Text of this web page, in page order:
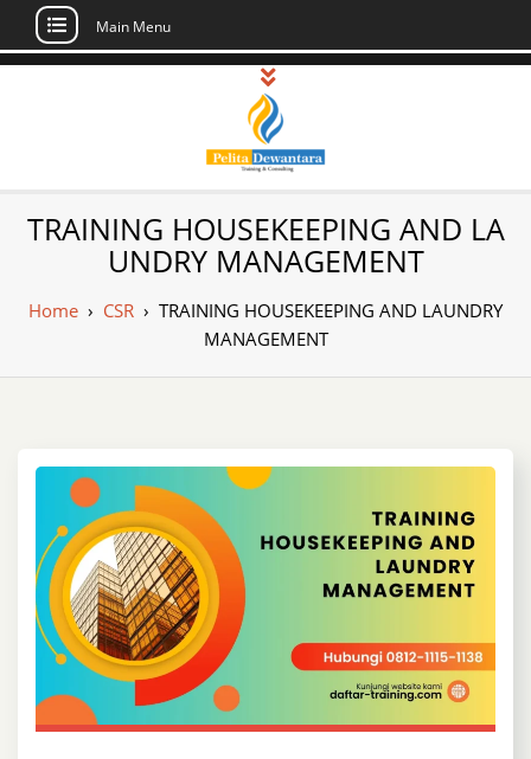
Skip
Main Menu
Pusat Pelatihan
dan Sertifikasi –
Daftar Training
Indonesia
Sertifikasi di Indonesia
TRAINING HOUSEKEEPING AND LA
UNDRY MANAGEMENT
Home › CSR › TRAINING HOUSEKEEPING AND LAUNDRY
MANAGEMENT